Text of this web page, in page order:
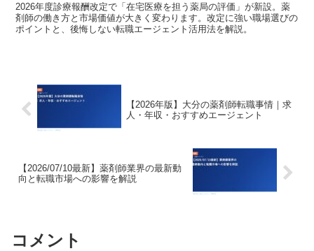
2026年度診療報酬改定で「在宅医療を担う薬局の評価」が新設。薬
剤師の働き方と市場価値が大きく変わります。改定に強い職場選びの
ポイントと、後悔しない転職エージェント活用法を解説。
【2026年版】大分の薬剤師転職事情｜求
人・年収・おすすめエージェント
【2026/07/10最新】薬剤師業界の最新動
向と転職市場への影響を解説
コメント